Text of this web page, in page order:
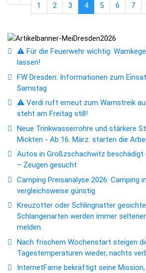
1 2 3 4 5 6 7
⚠️ Für die Feuerwehr wichtig:
lassen!
FW Dresden: Informationen zum
Samstag
⚠️ Verdi ruft erneut zum Warnstreik
steht am Freitag still!
Neue Trinkwasserrohre und stärkere
Mickten - Ab 16. März: starten die
Autos in Großzschachwitz beschädigt
– Zeugen gesucht
Camping Preisanalyse 2026: Camping
vergleichsweise günstig
Kreuzotter oder Schlingnatter
Schlangenarten werden immer
melden.
Nach frischem Wochenstart steigen
Tagestemperaturen wieder, nachts
InternetFame bekräftigt seine